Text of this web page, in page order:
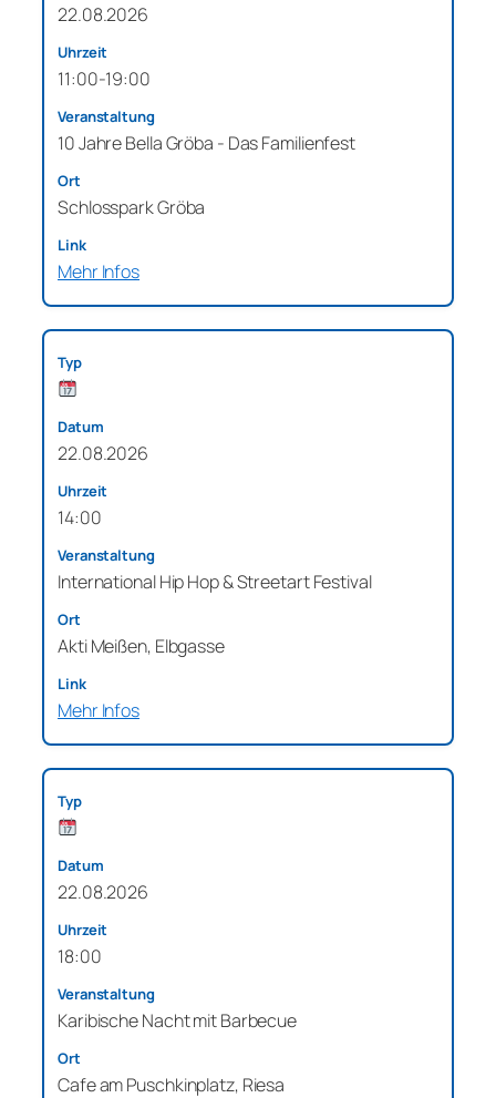
22.08.2026
11:00-19:00
10 Jahre Bella Gröba - Das Familienfest
Schlosspark Gröba
Mehr Infos
22.08.2026
14:00
International Hip Hop & Streetart Festival
Akti Meißen, Elbgasse
Mehr Infos
22.08.2026
18:00
Karibische Nacht mit Barbecue
Cafe am Puschkinplatz, Riesa